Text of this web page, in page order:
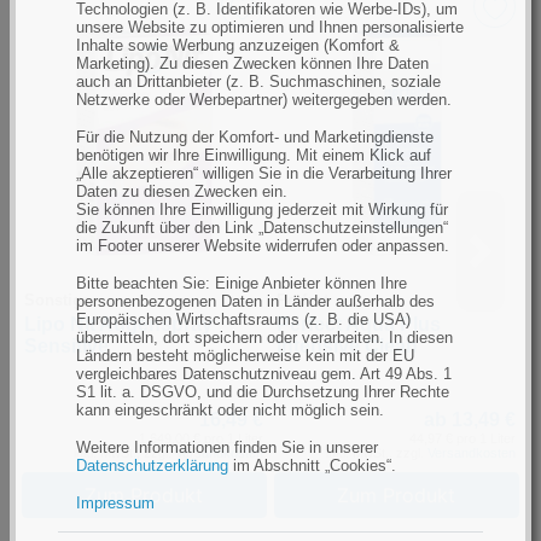
Technologien (z. B. Identifikatoren wie Werbe-IDs), um
unsere Website zu optimieren und Ihnen personalisierte
Inhalte sowie Werbung anzuzeigen (Komfort &
Marketing). Zu diesen Zwecken können Ihre Daten
auch an Drittanbieter (z. B. Suchmaschinen, soziale
Netzwerke oder Werbepartner) weitergegeben werden.
Für die Nutzung der Komfort- und Marketingdienste
benötigen wir Ihre Einwilligung. Mit einem Klick auf
„Alle akzeptieren“ willigen Sie in die Verarbeitung Ihrer
Daten zu diesen Zwecken ein.
Sie können Ihre Einwilligung jederzeit mit Wirkung für
die Zukunft über den Link „Datenschutzeinstellungen“
im Footer unserer Website widerrufen oder anpassen.
Bitte beachten Sie: Einige Anbieter können Ihre
personenbezogenen Daten in Länder außerhalb des
Europäischen Wirtschaftsraums (z. B. die USA)
übermitteln, dort speichern oder verarbeiten. In diesen
Ländern besteht möglicherweise kein mit der EU
vergleichbares Datenschutzniveau gem. Art 49 Abs. 1
S1 lit. a. DSGVO, und die Durchsetzung Ihrer Rechte
kann eingeschränkt oder nicht möglich sein.
Weitere Informationen finden Sie in unserer
Datenschutzerklärung im Abschnitt „Cookies“.
Impressum
Sonstige
Lipo Nit Augenspray
Sensitive
16,49 €
1.649,00 € pro 1 Liter
inkl. MwSt., zzgl.Versandkosten
Zum Produkt
Perfect
Perfect Aqua Plus
Intensive Clean
inkl. MwSt., zzgl.